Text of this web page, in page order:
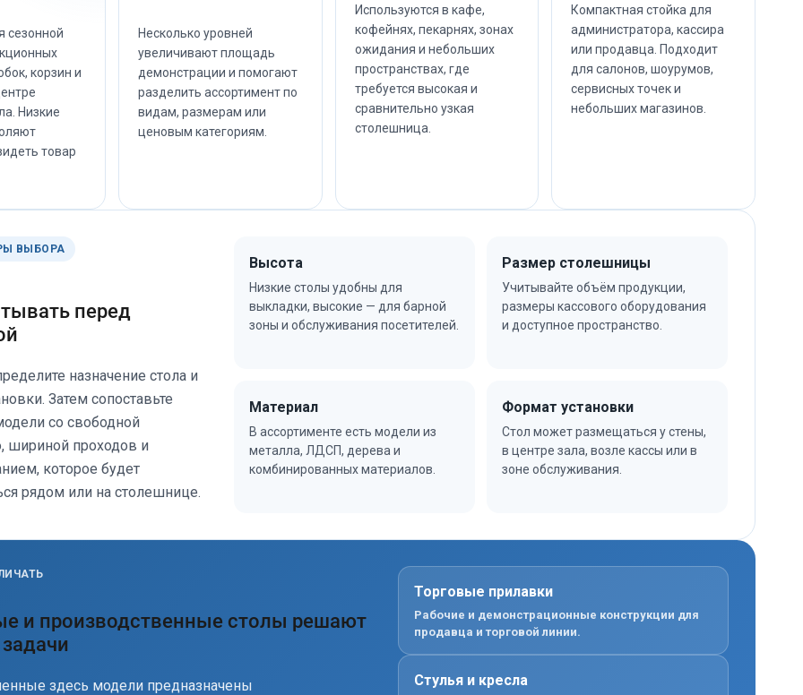
сезонной
корзин и
Низкие
товар
Несколько уровней
увеличивают площадь
демонстрации и помогают
разделить ассортимент по
видам, размерам или
ценовым категориям.
Используются в кафе,
кофейнях, пекарнях, зонах
ожидания и небольших
пространствах, где
требуется высокая и
сравнительно узкая
столешница.
Компактная стойка для
администратора, кассира
или продавца. Подходит
для салонов, шоурумов,
сервисных точек и
небольших магазинов.
ВЫБОРА
перед
назначение стола и
Затем сопоставьте
со свободной
шириной проходов и
которое будет
рядом или на столешнице.
Высота
Низкие столы удобны для
выкладки, высокие — для барной
зоны и обслуживания посетителей.
Размер столешницы
Учитывайте объём продукции,
размеры кассового оборудования
и доступное пространство.
Материал
В ассортименте есть модели из
металла, ЛДСП, дерева и
комбинированных материалов.
Формат установки
Стол может размещаться у стены,
в центре зала, возле кассы или в
зоне обслуживания.
и производственные столы решают
здесь модели предназначены
Торговые прилавки
Рабочие и демонстрационные конструкции для
продавца и торговой линии.
Стулья и кресла